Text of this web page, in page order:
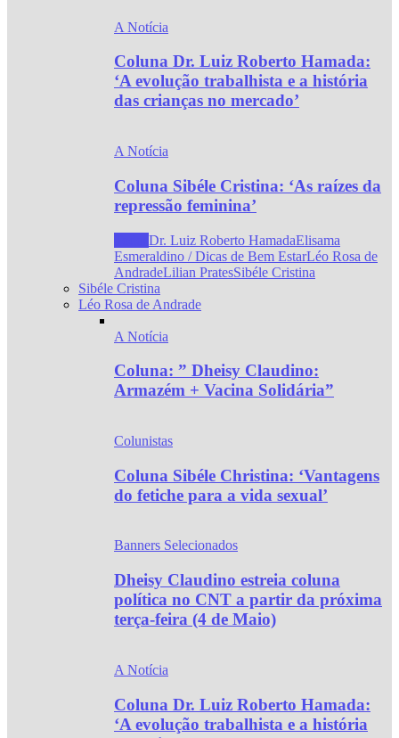
A Notícia
Coluna Dr. Luiz Roberto Hamada:
‘A evolução trabalhista e a história
das crianças no mercado’
A Notícia
Coluna Sibéle Cristina: ‘As raízes da
repressão feminina’
Dr. Luiz Roberto HamadaElisama
Esmeraldino / Dicas de Bem EstarLéo Rosa de
AndradeLilian PratesSibéle Cristina
Sibéle Cristina
Léo Rosa de Andrade
A Notícia
Coluna: ” Dheisy Claudino:
Armazém + Vacina Solidária”
Colunistas
Coluna Sibéle Christina: ‘Vantagens
do fetiche para a vida sexual’
Banners Selecionados
Dheisy Claudino estreia coluna
política no CNT a partir da próxima
terça-feira (4 de Maio)
A Notícia
Coluna Dr. Luiz Roberto Hamada:
‘A evolução trabalhista e a história